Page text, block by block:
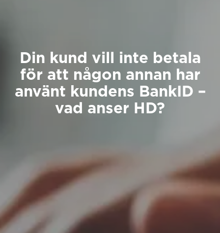
Din kund vill inte betala
för att någon annan har
använt kundens BankID –
vad anser HD?